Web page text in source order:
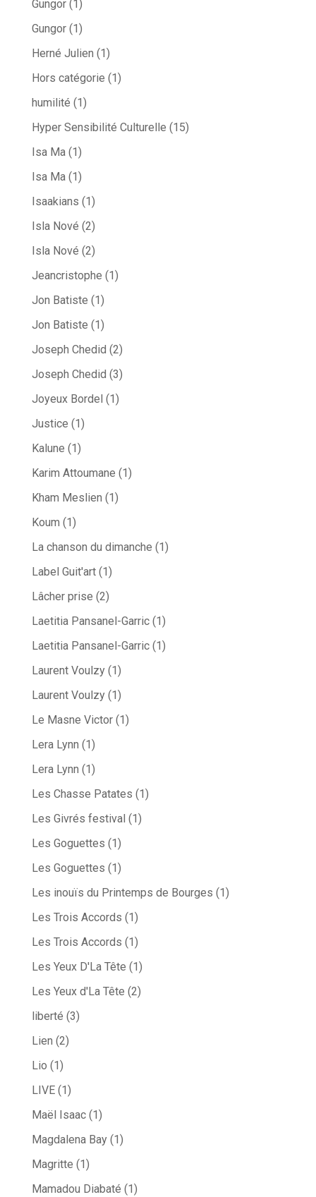
Gungor(1)
Gungor(1)
Herné Julien (1)
Hors catégorie (1)
humilité (1)
Hyper Sensibilité Culturelle (15)
Isa Ma(1)
Isa Ma(1)
Isaakians (1)
Isla Nové (2)
Isla Nové (2)
Jeancristophe (1)
Jon Batiste (1)
Jon Batiste (1)
Joseph Chedid (2)
Joseph Chedid (3)
Joyeux Bordel (1)
Justice (1)
Kalune (1)
Karim Attoumane (1)
Kham Meslien (1)
Koum (1)
La chanson du dimanche (1)
Label Guit'art(1)
Lâcher prise (2)
Laetitia Pansanel-Garric(1)
Laetitia Pansanel-Garric(1)
Laurent Voulzy(1)
Laurent Voulzy(1)
Le Masne Victor(1)
Lera Lynn (1)
Lera Lynn (1)
Les Chasse Patates (1)
Les Givrés festival (1)
Les Goguettes (1)
Les Goguettes (1)
Les inouïs du Printemps de Bourges (1)
Les Trois Accords (1)
Les Trois Accords (1)
Les Yeux D'La Tête (1)
Les Yeux d'La Tête (2)
liberté (3)
Lien (2)
Lio (1)
LIVE(1)
Maël Isaac(1)
Magdalena Bay(1)
Magritte (1)
Mamadou Diabaté (1)